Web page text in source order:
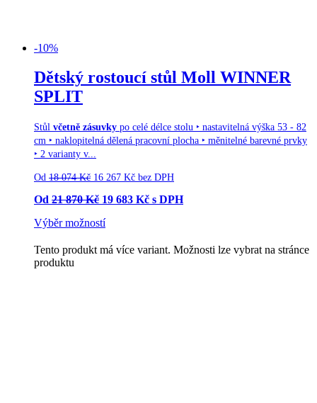
-10%
Dětský rostoucí stůl Moll WINNER
SPLIT
Stůl včetně zásuvky po celé délce stolu ‣ nastavitelná výška 53 - 82
cm ‣ naklopitelná dělená pracovní plocha ‣ měnitelné barevné prvky
‣ 2 varianty v...
Od 18 074Kč 16 267 Kč bez DPH
Od 21 870Kč 19 683 Kč s DPH
Výběr možností
Tento produkt má více variant. Možnosti lze vybrat na stránce
produktu